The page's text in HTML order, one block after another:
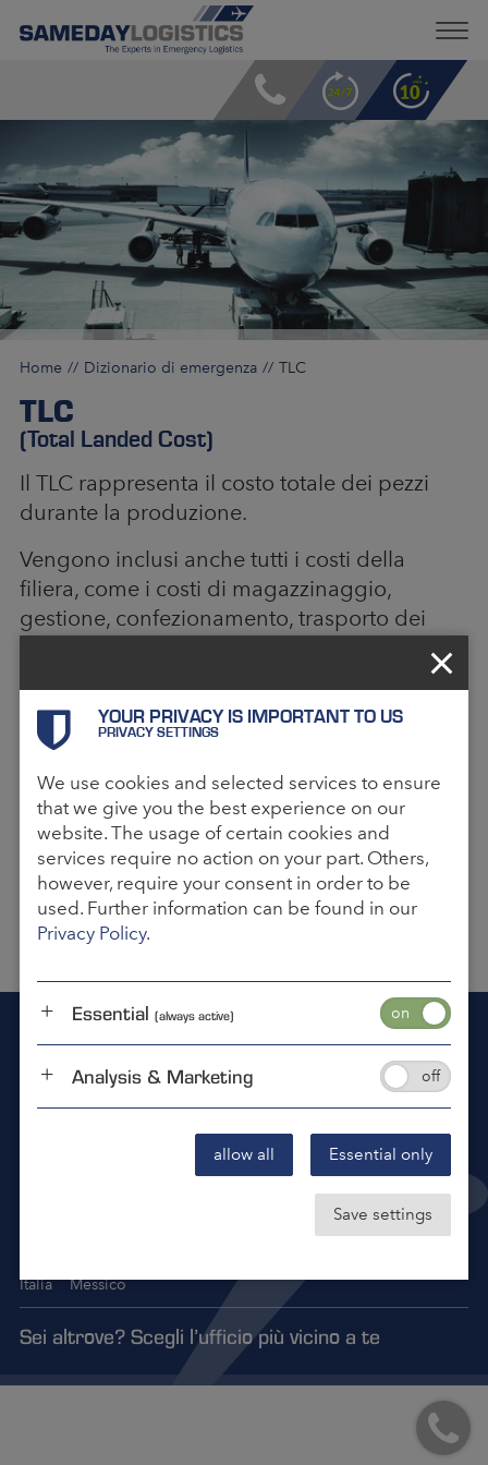
Home Dizionario di emergenza TLC
TLC
(Total Landed Cost)
Il TLC rappresenta il costo totale dei pezzi
durante la produzione.
Vengono inclusi anche tutti i costi della
filiera, come i costi di magazzinaggio,
gestione, confezionamento, trasporto dei
amministrativi. È importante includere tutti i
costi, dalla produzione al momento
dell’utilizzo. Il TLC fornisce una buona base
costi e per le rotte più economiche possibili.
È opportuno effettuare una analisi del TLC
per migliorare i canali di distribuzione. In
questo modo è possibile identificare troppe
o troppo poche strutture di stoccaggio o
distanze troppo elevate.
SAREMO LIETI DI AIUTARTI
Siamo lì per voi 24 ore al giorno, 7 giorni alla
settimana, 365 giorni all'anno.
Contattaci tramite email
helpnow@samedaylogistics.us
Italia Messico
Sei altrove? Scegli l’ufficio più vicino a te
YOUR PRIVACY IS IMPORTANT TO US
PRIVACY SETTINGS
We use cookies and selected services to ensure
that we give you the best experience on our
website. The usage of certain cookies and
services require no action on your part. Others,
however, require your consent in order to be
used. Further information can be found in our
Privacy Policy.
allow all Essential only
Save settings
Essential (always active)
Analysis & Marketing